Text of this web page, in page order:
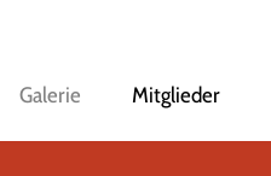
Galerie Mitglieder